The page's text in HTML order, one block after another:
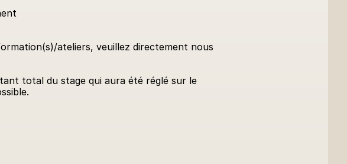
ateliers, veuillez directement nous
total du stage qui aura été réglé sur le